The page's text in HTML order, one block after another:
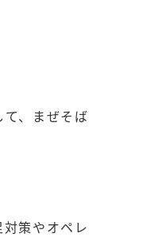
、まぜそば
策やオペレ